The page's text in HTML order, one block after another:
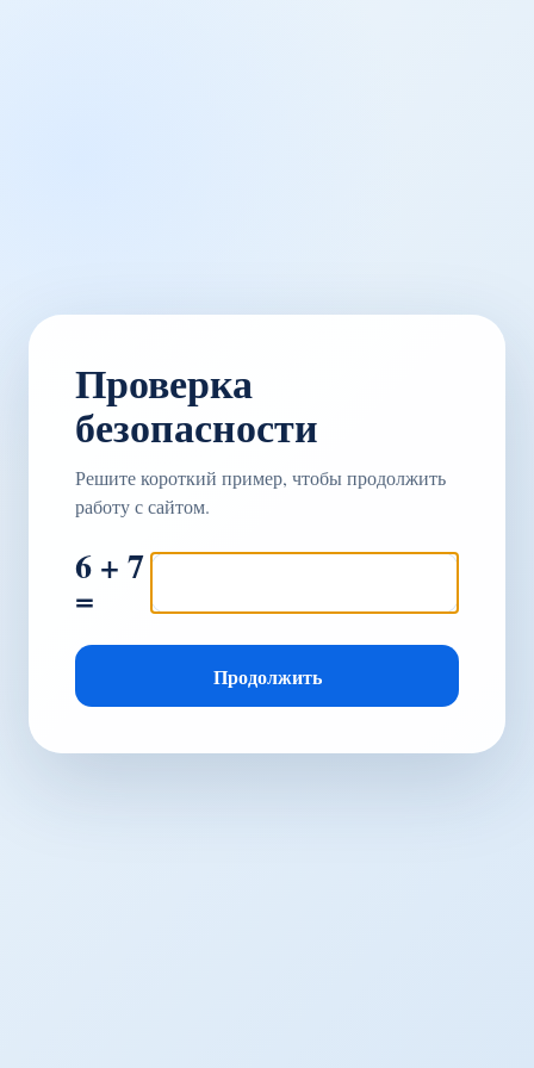
Проверка
безопасности
Решите короткий пример, чтобы продолжить
работу с сайтом.
6 + 7
=
Продолжить